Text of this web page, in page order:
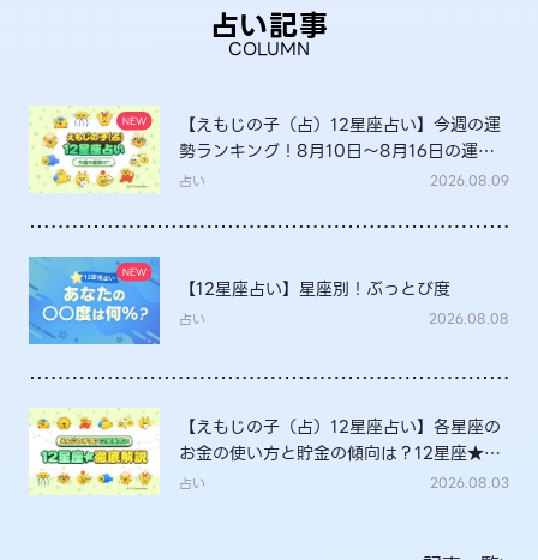
占い記事
COLUMN
【えもじの子（占）12星座占い】今週の運
勢ランキング！8月10日～8月16日の運勢
は？
占い 2026.08.09
【12星座占い】星座別！ぶっとび度
占い 2026.08.08
【えもじの子（占）12星座占い】各星座の
お金の使い方と貯金の傾向は？12星座★徹
底解説
占い 2026.08.03